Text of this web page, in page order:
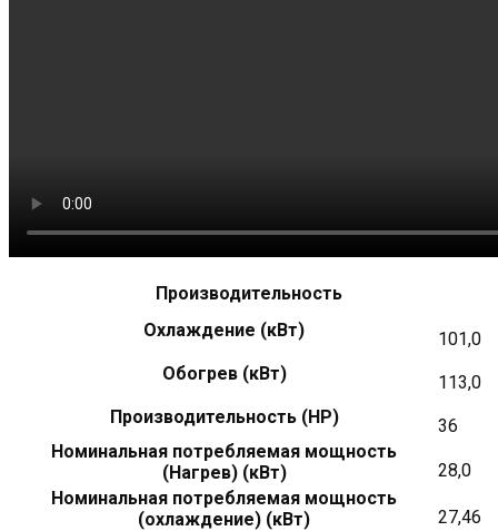
Производительность
Охлаждение (кВт)
101,0
Обогрев (кВт)
113,0
Производительность (HP)
36
Номинальная потребляемая мощность
(Нагрев) (кВт)
28,0
Номинальная потребляемая мощность
(охлаждение) (кВт)
27,46